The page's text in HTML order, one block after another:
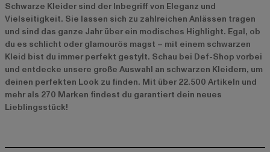
Schwarze Kleider sind der Inbegriff von Eleganz und
Vielseitigkeit. Sie lassen sich zu zahlreichen Anlässen tragen
und sind das ganze Jahr über ein modisches Highlight. Egal, ob
du es schlicht oder glamourös magst – mit einem schwarzen
Kleid bist du immer perfekt gestylt. Schau bei Def-Shop vorbei
und entdecke unsere große Auswahl an schwarzen Kleidern, um
deinen perfekten Look zu finden. Mit über 22.500 Artikeln und
mehr als 270 Marken findest du garantiert dein neues
Lieblingsstück!